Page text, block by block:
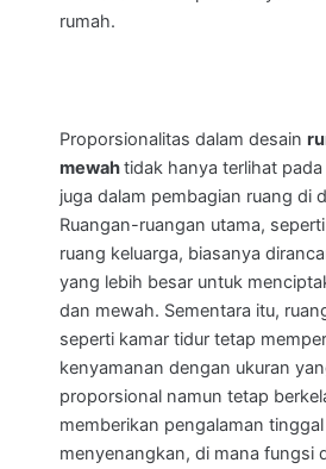
rumah.
Proporsionalitas dalam desain
mewahtidak hanya terlihat
juga dalam pembagian ruang di
Ruangan-ruangan utama,
ruang keluarga, biasanya
yang lebih besar untuk
dan mewah. Sementara itu,
seperti kamar tidur tetap
kenyamanan dengan ukuran
proporsional namun tetap
memberikan pengalaman
menyenangkan, di mana fungsi